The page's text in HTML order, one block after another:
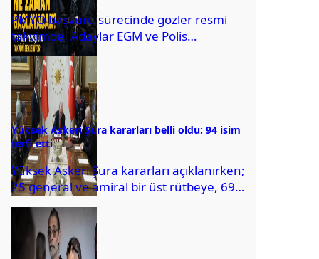
PMYO başvuru sürecinde gözler resmi
takvimde. Adaylar EGM ve Polis
Akademisi'nin resmi duyurusunu
bekliyor.
Yüksek Askeri Şura kararları belli oldu: 94 isim
terfi etti
Yüksek Askeri Şura kararları açıklanırken;
25 general ve amiral bir üst rütbeye, 69
albay ise general ve amiralliğe...